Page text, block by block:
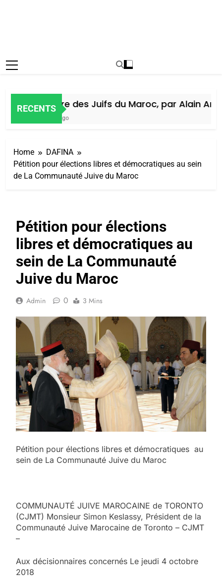
RECENTS
Histoire des Juifs du Maroc, par Alain Amiel
Home
DAFINA
Pétition pour élections libres et démocratiques au sein
de La Communauté Juive du Maroc
Pétition pour élections
libres et démocratiques au
sein de La Communauté
Juive du Maroc
Admin 0 3 Mins
Pétition pour élections libres et démocratiques au
sein de La Communauté Juive du Maroc
COMMUNAUTÉ JUIVE MAROCAINE de TORONTO
(CJMT) Monsieur Simon Keslassy, Président de la
Communauté Juive Marocaine de Toronto – CJMT
–
Aux décisionnaires concernés Le jeudi 4 octobre
2018